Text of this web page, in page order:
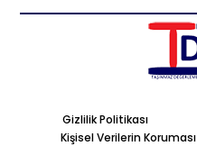
Gizlilik Politikası
Kişisel Verilerin Koruması